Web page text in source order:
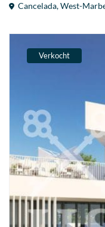
Cancelada,West-
Verkocht